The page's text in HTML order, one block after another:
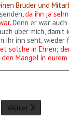
Bruder und
da ihn ja
Denn er war
über mich,
ihr ihn seht,
solche in Ehren;
Mangel in
Weiter